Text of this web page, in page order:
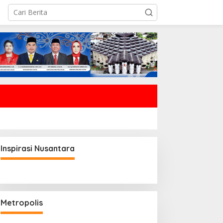
Sukses Bangun GI 150 kV
Inspirasi Nusantara
Metropolis